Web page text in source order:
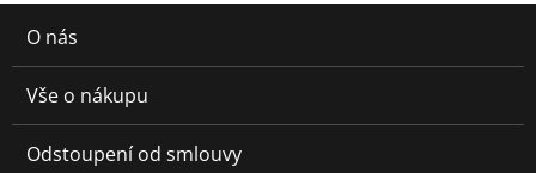
O nás
Vše o nákupu
Odstoupení od smlouvy